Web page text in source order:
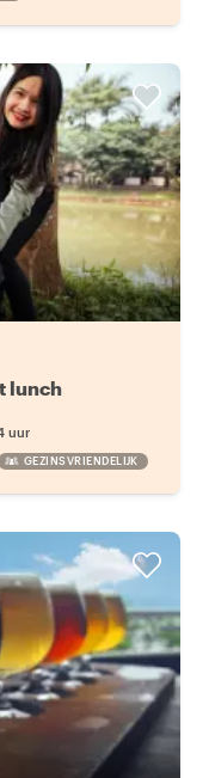
lunch
uur
GEZINSVRIENDELIJK